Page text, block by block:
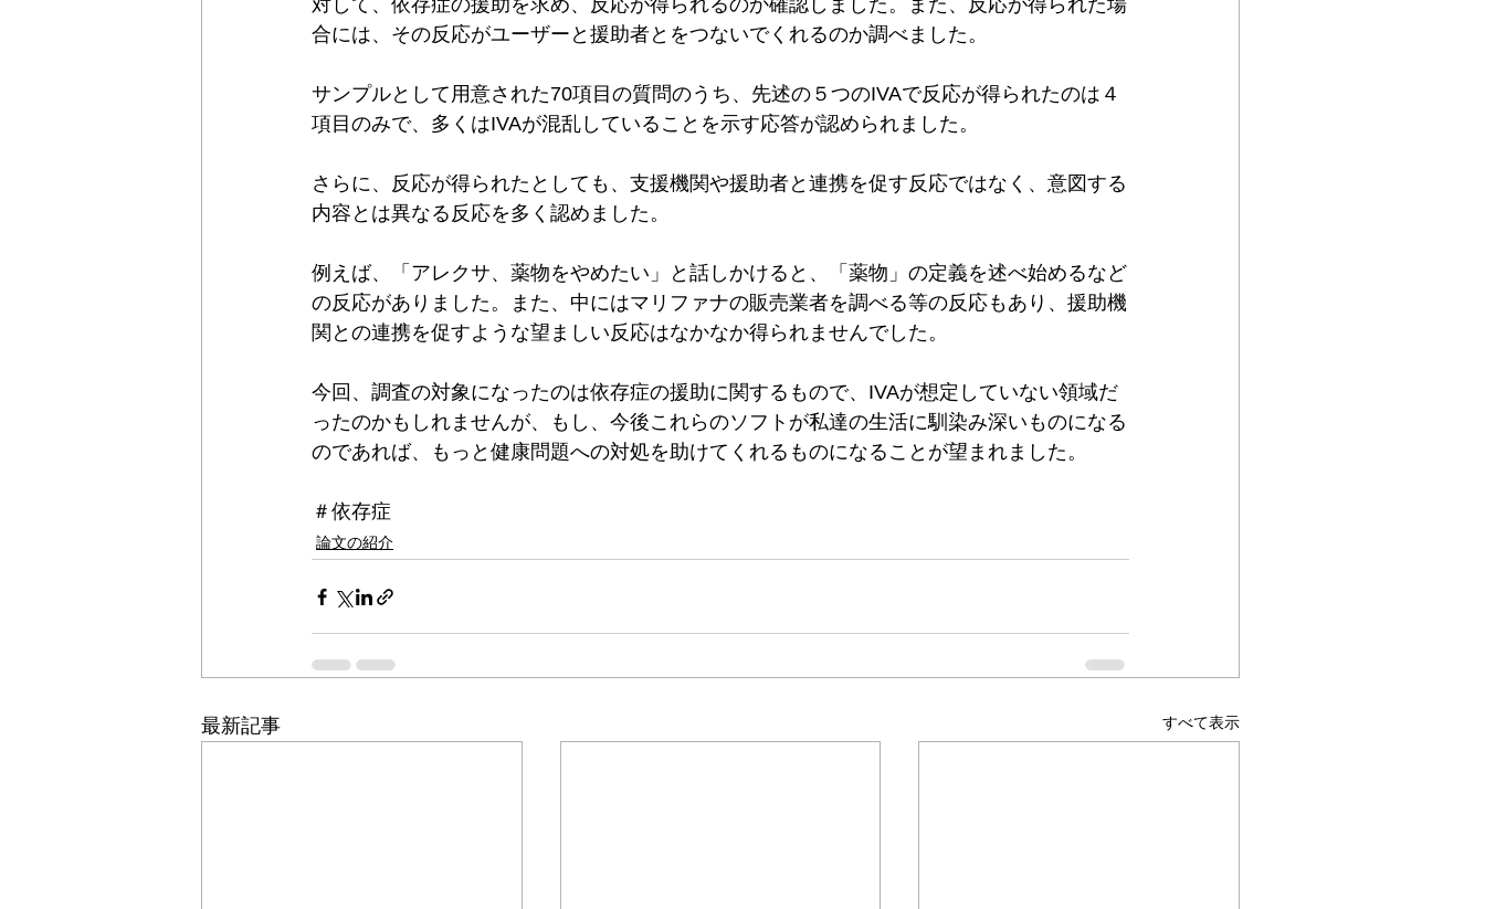
対して、依存症の援助を求め、反応が得られるのか確認しました。また、反応が得られた場
合には、その反応がユーザーと援助者とをつないでくれるのか調べました。
サンプルとして用意された70項目の質問のうち、先述の５つのIVAで反応が得られたのは４
項目のみで、多くはIVAが混乱していることを示す応答が認められました。
さらに、反応が得られたとしても、支援機関や援助者と連携を促す反応ではなく、意図する
内容とは異なる反応を多く認めました。
例えば、「アレクサ、薬物をやめたい」と話しかけると、「薬物」の定義を述べ始めるなど
の反応がありました。また、中にはマリファナの販売業者を調べる等の反応もあり、援助機
関との連携を促すような望ましい反応はなかなか得られませんでした。
今回、調査の対象になったのは依存症の援助に関するもので、IVAが想定していない領域だ
ったのかもしれませんが、もし、今後これらのソフトが私達の生活に馴染み深いものになる
のであれば、もっと健康問題への対処を助けてくれるものになることが望まれました。
＃依存症
論文の紹介
最新記事 すべて表示